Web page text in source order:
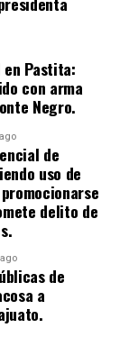
Pastita:
con arma
Negro.
de
uso de
delito de
de
a